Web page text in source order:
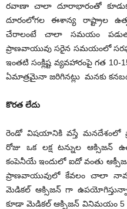
రవాణా చాలా దూరాభారంతో
దూరంలోగల ఈశాన్య రాష్ట్రాల
చేరాలంటే చాలా సమయం
ప్రాణవాయువు సరైన సమయంలో
ఇంతటి సంక్లిష్ట వ్యవహారంపై గత 10-
ఏమాత్రమైనా జరిగినట్లు మనకు
కొరత లేదు
రెండో విషయానికి వస్తే మనదేశంలో
రోజు ఒక లక్ష టన్నుల ఆక్సిజన్
కంపెనీయే ఇందులో ఐదో వంతు
ప్రాణవాయువులో కేవలం చాలా
మెడికల్ ఆక్సిజన్ గా
కూడా మెడికల్ ఆక్సిజన్ వినిమయం 5